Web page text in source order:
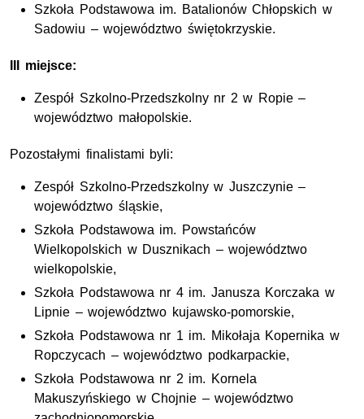
Szkoła Podstawowa im. Batalionów Chłopskich w
Sadowiu – województwo świętokrzyskie.
III miejsce:
Zespół Szkolno-Przedszkolny nr 2 w Ropie –
województwo małopolskie.
Pozostałymi finalistami byli:
Zespół Szkolno-Przedszkolny w Juszczynie –
województwo śląskie,
Szkoła Podstawowa im. Powstańców
Wielkopolskich w Dusznikach – województwo
wielkopolskie,
Szkoła Podstawowa nr 4 im. Janusza Korczaka w
Lipnie – województwo kujawsko-pomorskie,
Szkoła Podstawowa nr 1 im. Mikołaja Kopernika w
Ropczycach – województwo podkarpackie,
Szkoła Podstawowa nr 2 im. Kornela
Makuszyńskiego w Chojnie – województwo